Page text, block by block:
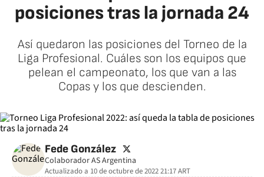
posiciones tras la jornada 24
Así quedaron las posiciones del Torneo de la
Liga Profesional. Cuáles son los equipos que
pelean el campeonato, los que van a las
Copas y los que descienden.
Fede González twitter
Colaborador AS Argentina
Actualizado a 10 de octubre de 2022 21:17ART